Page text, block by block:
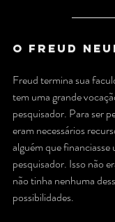
O Freud
Freud termina sua
tem uma grande
pesquisador. Para ser
eram necessários
alguém que financiasse
pesquisador. Isso não
não tinha nenhuma
possibilidades.